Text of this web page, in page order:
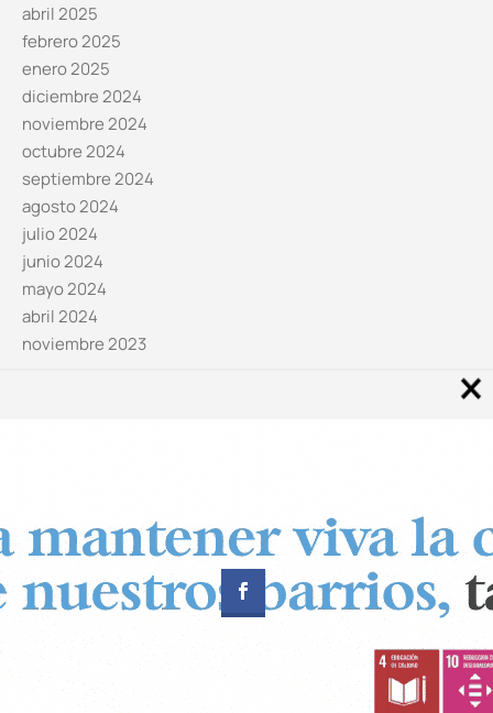
abril 2025
febrero 2025
enero 2025
diciembre 2024
noviembre 2024
octubre 2024
septiembre 2024
agosto 2024
julio 2024
junio 2024
mayo 2024
abril 2024
noviembre 2023